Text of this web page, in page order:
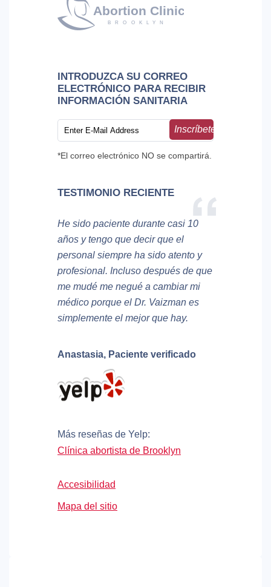
INTRODUZCA SU CORREO
ELECTRÓNICO PARA RECIBIR
INFORMACIÓN SANITARIA
Inscríbete
*El correo electrónico NO se compartirá.
TESTIMONIO RECIENTE
He sido paciente durante casi 10
años y tengo que decir que el
personal siempre ha sido atento y
profesional. Incluso después de que
me mudé me negué a cambiar mi
médico porque el Dr. Vaizman es
simplemente el mejor que hay.
Anastasia, Paciente verificado
Más reseñas de Yelp:
Clínica abortista de Brooklyn
Accesibilidad
Mapa del sitio